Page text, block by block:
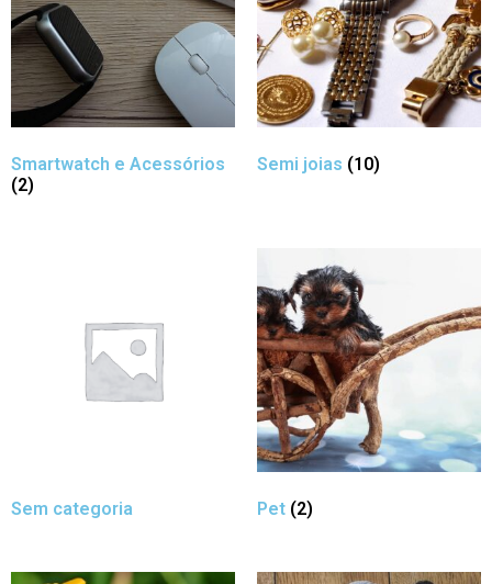
Smartwatch e Acessórios
(2)
Semi joias (10)
Sem categoria Pet (2)